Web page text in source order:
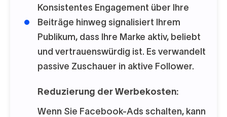
Konsistentes Engagement über Ihre
Beiträge hinweg signalisiert Ihrem
Publikum, dass Ihre Marke aktiv, beliebt
und vertrauenswürdig ist. Es verwandelt
passive Zuschauer in aktive Follower.
Reduzierung der Werbekosten:
Wenn Sie Facebook-Ads schalten, kann